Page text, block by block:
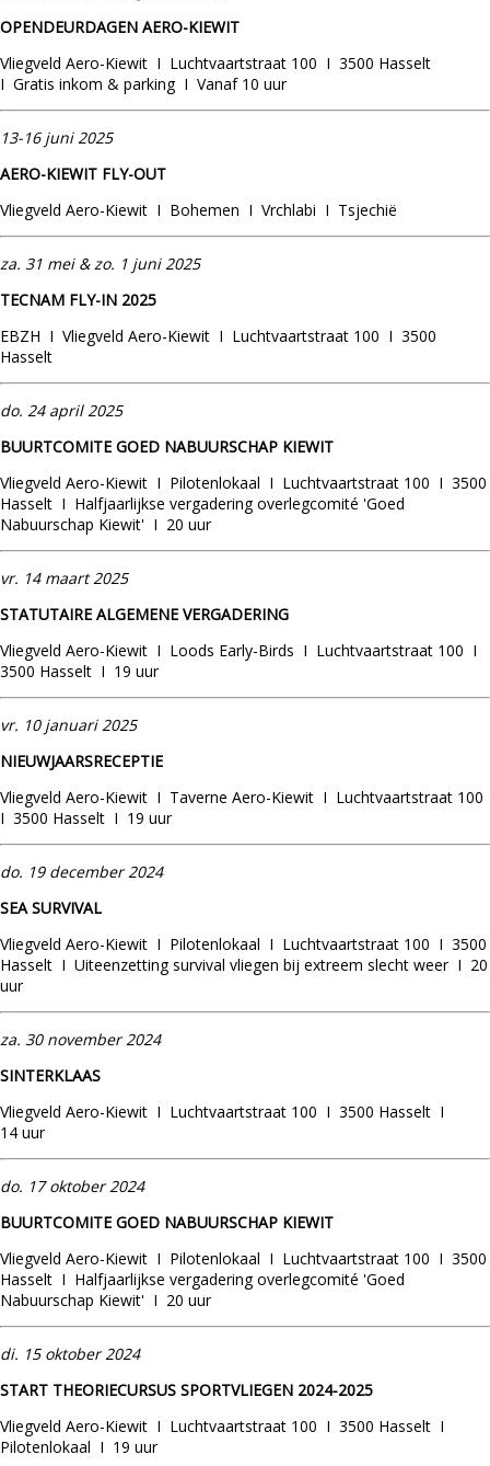
OPENDEURDAGEN AERO-KIEWIT
Vliegveld Aero-Kiewit I Luchtvaartstraat 100 I 3500 Hasselt
I Gratis inkom & parking I Vanaf 10 uur
13-16 juni 2025
AERO-KIEWIT FLY-OUT
Vliegveld Aero-Kiewit I Bohemen I Vrchlabi I Tsjechië
za. 31 mei & zo. 1 juni 2025
TECNAM FLY-IN 2025
EBZH I Vliegveld Aero-Kiewit I Luchtvaartstraat 100 I 3500
Hasselt
do. 24april 2025
BUURTCOMITE GOED NABUURSCHAP KIEWIT
Vliegveld Aero-Kiewit I Pilotenlokaal I Luchtvaartstraat 100 I 3500
Hasselt I Halfjaarlijkse vergadering overlegcomité 'Goed
Nabuurschap Kiewit' I 20 uur
vr. 14 maart 2025
STATUTAIRE ALGEMENE VERGADERING
Vliegveld Aero-Kiewit I Loods Early-Birds I Luchtvaartstraat 100 I
3500 Hasselt I 19 uur
vr. 10 januari 2025
NIEUWJAARSRECEPTIE
Vliegveld Aero-Kiewit I Taverne Aero-Kiewit I Luchtvaartstraat 100
I 3500 Hasselt I 19 uur
do. 19december 2024
SEA SURVIVAL
Vliegveld Aero-Kiewit I Pilotenlokaal I Luchtvaartstraat 100 I 3500
Hasselt I Uiteenzetting survival vliegen bij extreem slecht weer I 20
uur
za. 30 november 2024
SINTERKLAAS
Vliegveld Aero-Kiewit I Luchtvaartstraat 100 I 3500 Hasselt I
14 uur
do. 17oktober 2024
BUURTCOMITE GOED NABUURSCHAP KIEWIT
Vliegveld Aero-Kiewit I Pilotenlokaal I Luchtvaartstraat 100 I 3500
Hasselt I Halfjaarlijkse vergadering overlegcomité 'Goed
Nabuurschap Kiewit' I 20 uur
di. 15 oktober 2024
START THEORIECURSUS SPORTVLIEGEN 2024-2025
Vliegveld Aero-Kiewit I Luchtvaartstraat 100 I 3500 Hasselt I
Pilotenlokaal I 19 uur